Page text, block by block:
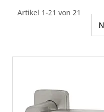
Artikel 1-21 von 21